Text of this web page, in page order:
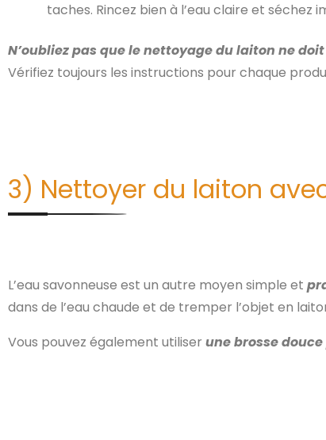
taches. Rincez bien à l’eau claire et
N’oubliez pas que le nettoyage du laiton ne
Vérifiez toujours les instructions pour chaque
3) Nettoyer du laiton
L’eau savonneuse est un autre moyen simple et
dans de l’eau chaude et de tremper l’objet en
Vous pouvez également utiliser une brosse